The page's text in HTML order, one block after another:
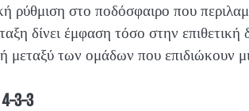
ρύθμιση στο ποδόσφαιρο που
δίνει έμφαση τόσο στην
μεταξύ των ομάδων που επιδιώκουν
3-3